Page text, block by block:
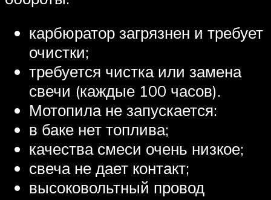
карбюратор загрязнен и требует
очистки;
требуется чистка или замена
свечи (каждые 100 часов).
Мотопила не запускается:
в баке нет топлива;
качества смеси очень низкое;
свеча не дает контакт;
высоковольтный провод